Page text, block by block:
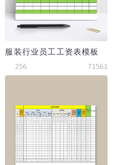
服装行业员工工资表模板
256 71561